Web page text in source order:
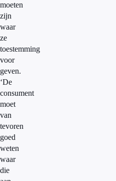
moeten
zijn
waar
ze
toestemming
voor
geven.
‘De
consument
moet
van
tevoren
goed
weten
waar
die